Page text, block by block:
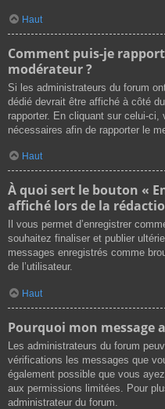
Haut
Comment puis-je
modérateur ?
Si les administrateurs du forum
dédié devrait être affiché à côté
rapporter. En cliquant sur celui-
nécessaires afin de rapporter le
Haut
À quoi sert le bouton «
affiché lors de la
Il vous permet d’enregistrer
souhaitez finaliser et publier
messages enregistrés comme
de l’utilisateur.
Haut
Pourquoi mon message
Les administrateurs du forum
vérifications les messages que
également possible que vous
aux permissions limitées. Pour
administrateur du forum.